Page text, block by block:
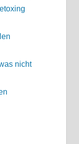
nicht